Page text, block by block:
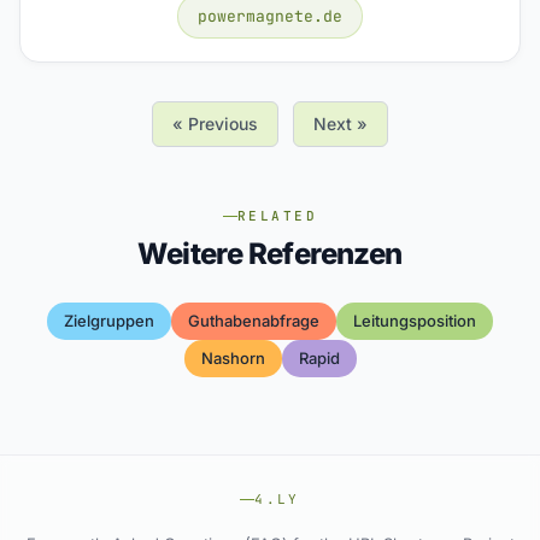
powermagnete.de
« Previous Next »
RELATED
Weitere Referenzen
Zielgruppen Guthabenabfrage
Leitungsposition
Nashorn
Rapid
4.LY